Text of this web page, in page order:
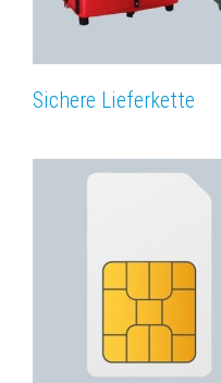
Sichere Lieferkette